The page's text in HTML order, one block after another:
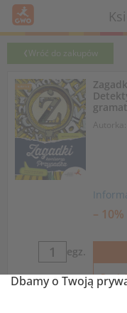
Wróć do zakupów
egz.
– 10%
Dbamy o Twoją